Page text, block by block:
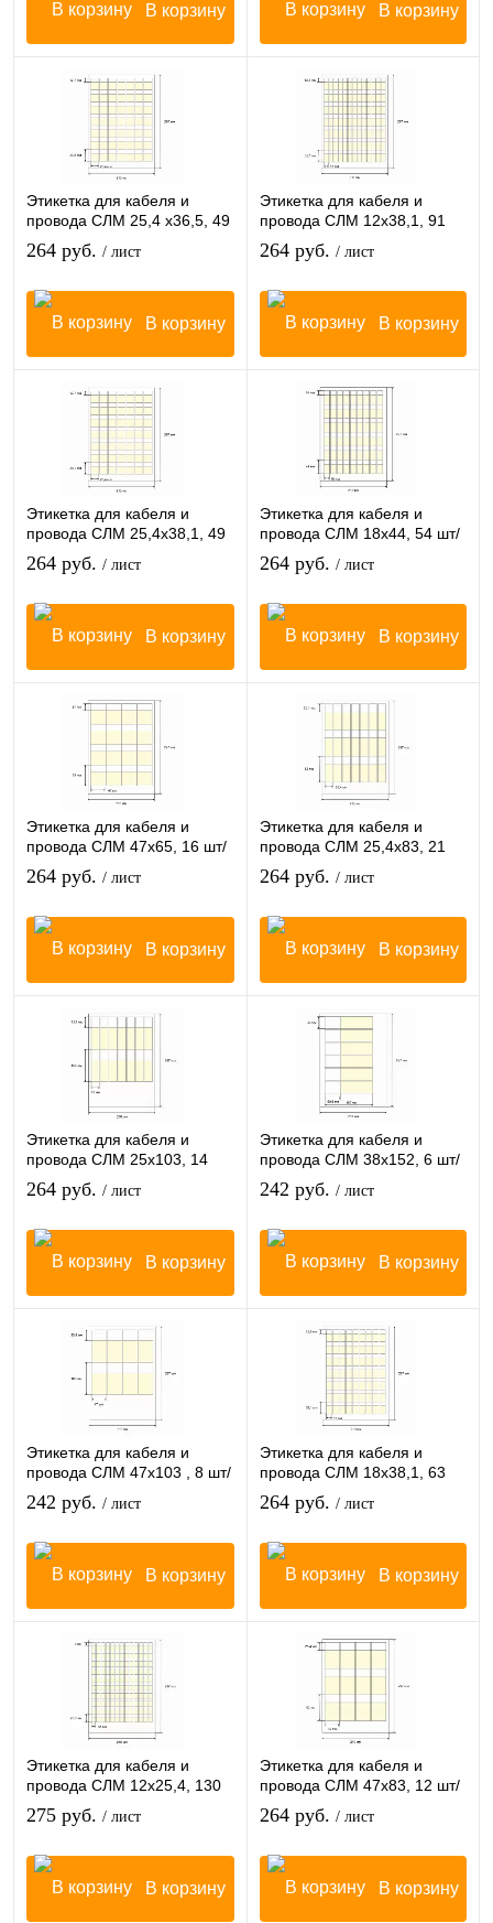
В корзину В корзину
Этикетка для кабеля и
провода СЛМ 25,4 х36,5, 49
шт/лист
264 руб. / лист
В корзину
Этикетка для кабеля и
провода СЛМ 12х38,1, 91
шт/лист
264 руб. / лист
В корзину
Этикетка для кабеля и
провода СЛМ 25,4х38,1, 49
шт/лист
264 руб. / лист
В корзину
Этикетка для кабеля и
провода СЛМ 18х44, 54 шт/
лист
264 руб. / лист
В корзину
Этикетка для кабеля и
провода СЛМ 47х65, 16 шт/
лист
264 руб. / лист
В корзину
Этикетка для кабеля и
провода СЛМ 25,4х83, 21
шт/лист
264 руб. / лист
В корзину
Этикетка для кабеля и
провода СЛМ 25х103, 14
шт/лист
264 руб. / лист
В корзину
Этикетка для кабеля и
провода СЛМ 38х152, 6 шт/
лист
242 руб. / лист
В корзину
Этикетка для кабеля и
провода СЛМ 47х103 , 8 шт/
лист
242 руб. / лист
В корзину
Этикетка для кабеля и
провода СЛМ 18х38,1, 63
шт/лист
264 руб. / лист
В корзину
Этикетка для кабеля и
провода СЛМ 12х25,4, 130
шт/лист
275 руб. / лист
В корзину
Этикетка для кабеля и
провода СЛМ 47х83, 12 шт/
лист
264 руб. / лист
В корзину